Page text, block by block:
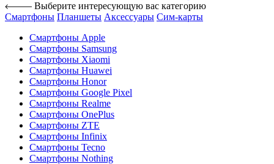
Выберите интересующую вас категорию
Смартфоны Планшеты Аксессуары Сим-карты
Смартфоны Apple
Смартфоны Samsung
Смартфоны Xiaomi
Смартфоны Huawei
Смартфоны Honor
Смартфоны Google Pixel
Смартфоны Realme
Смартфоны OnePlus
Смартфоны ZTE
Смартфоны Infinix
Смартфоны Tecno
Смартфоны Nothing